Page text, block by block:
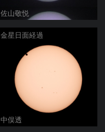
佐山敬悦
金星日面経過
中俣透